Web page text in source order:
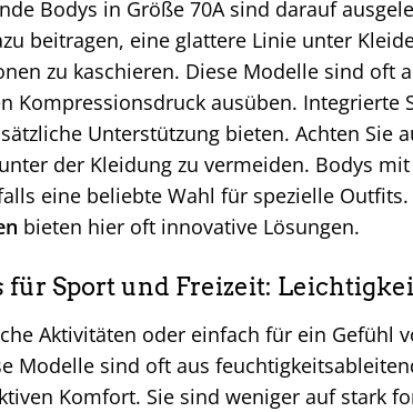
Bodys in Größe 70A sind darauf
beitragen, eine glattere Linie unter
zu kaschieren. Diese Modelle sind oft
Kompressionsdruck ausüben. Integrierte
Unterstützung bieten. Achten Sie
der Kleidung zu vermeiden. Bodys
eine beliebte Wahl für spezielle
bieten hier oft innovative Lösungen.
für Sport und Freizeit:
Aktivitäten oder einfach für ein Gefühl
Modelle sind oft aus
Komfort. Sie sind weniger auf stark